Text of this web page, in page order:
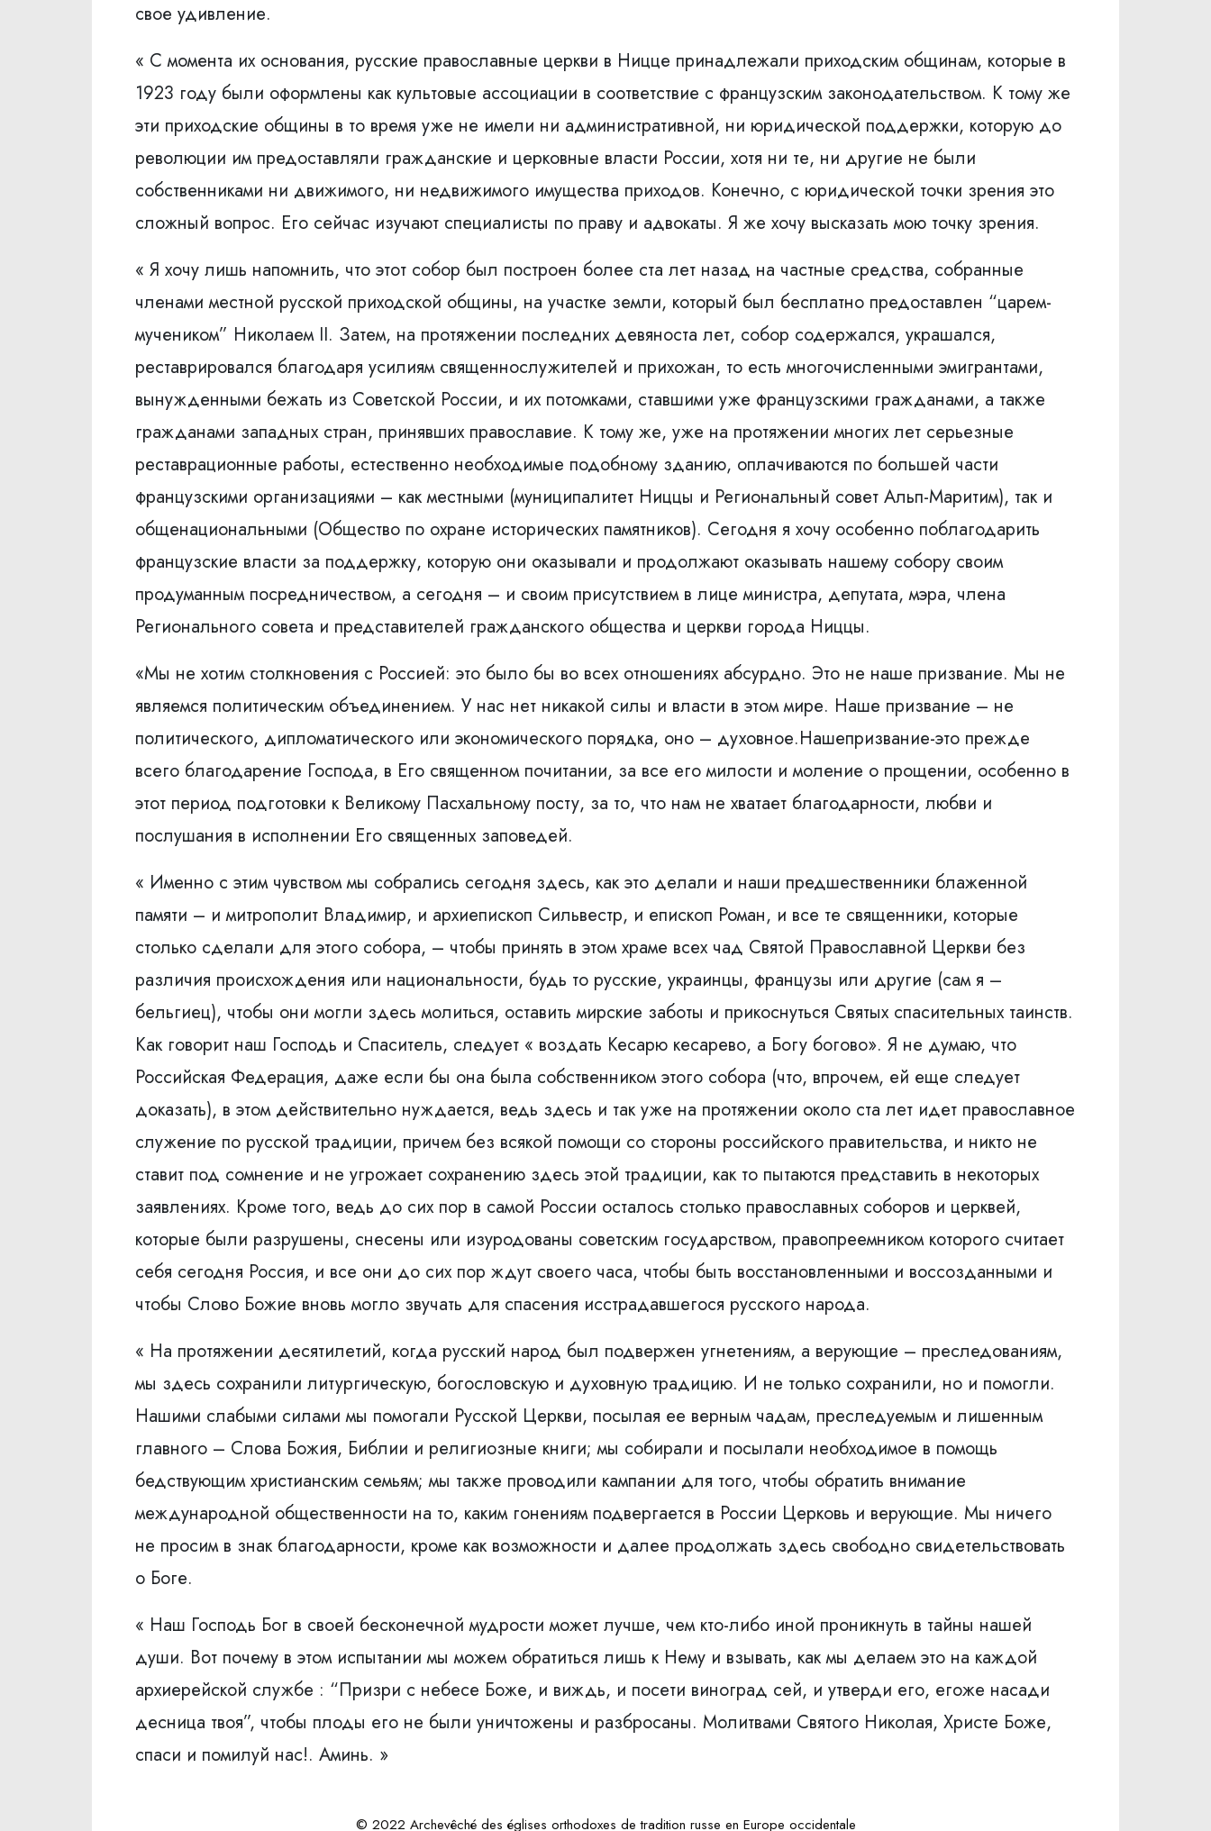
свое удивление.
« С момента их основания, русские православные церкви в Ницце принадлежали приходским общинам, которые в
1923 году были оформлены как культовые ассоциации в соответствие с французским законодательством. К тому же
эти приходские общины в то время уже не имели ни административной, ни юридической поддержки, которую до
революции им предоставляли гражданские и церковные власти России, хотя ни те, ни другие не были
собственниками ни движимого, ни недвижимого имущества приходов. Конечно, с юридической точки зрения это
сложный вопрос. Его сейчас изучают специалисты по праву и адвокаты. Я же хочу высказать мою точку зрения.
« Я хочу лишь напомнить, что этот собор был построен более ста лет назад на частные средства, собранные
членами местной русской приходской общины, на участке земли, который был бесплатно предоставлен “царем-
мучеником” Николаем II. Затем, на протяжении последних девяноста лет, собор содержался, украшался,
реставрировался благодаря усилиям священнослужителей и прихожан, то есть многочисленными эмигрантами,
вынужденными бежать из Советской России, и их потомками, ставшими уже французскими гражданами, а также
гражданами западных стран, принявших православие. К тому же, уже на протяжении многих лет серьезные
реставрационные работы, естественно необходимые подобному зданию, оплачиваются по большей части
французскими организациями – как местными (муниципалитет Ниццы и Региональный совет Альп-Маритим), так и
общенациональными (Общество по охране исторических памятников). Сегодня я хочу особенно поблагодарить
французские власти за поддержку, которую они оказывали и продолжают оказывать нашему собору своим
продуманным посредничеством, а сегодня – и своим присутствием в лице министра, депутата, мэра, члена
Регионального совета и представителей гражданского общества и церкви города Ниццы.
«Мы не хотим столкновения с Россией: это было бы во всех отношениях абсурдно. Это не наше призвание. Мы не
являемся политическим объединением. У нас нет никакой силы и власти в этом мире. Наше призвание – не
политического, дипломатического или экономического порядка, оно – духовное.Нашепризвание-это прежде
всего благодарение Господа, в Его священном почитании, за все его милости и моление о прощении, особенно в
этот период подготовки к Великому Пасхальному посту, за то, что нам не хватает благодарности, любви и
послушания в исполнении Его священных заповедей.
« Именно с этим чувством мы собрались сегодня здесь, как это делали и наши предшественники блаженной
памяти – и митрополит Владимир, и архиепископ Сильвестр, и епископ Роман, и все те священники, которые
столько сделали для этого собора, – чтобы принять в этом храме всех чад Святой Православной Церкви без
различия происхождения или национальности, будь то русские, украинцы, французы или другие (сам я –
бельгиец), чтобы они могли здесь молиться, оставить мирские заботы и прикоснуться Святых спасительных таинств.
Как говорит наш Господь и Спаситель, следует « воздать Кесарю кесарево, а Богу богово». Я не думаю, что
Российская Федерация, даже если бы она была собственником этого собора (что, впрочем, ей еще следует
доказать), в этом действительно нуждается, ведь здесь и так уже на протяжении около ста лет идет православное
служение по русской традиции, причем без всякой помощи со стороны российского правительства, и никто не
ставит под сомнение и не угрожает сохранению здесь этой традиции, как то пытаются представить в некоторых
заявлениях. Кроме того, ведь до сих пор в самой России осталось столько православных соборов и церквей,
которые были разрушены, снесены или изуродованы советским государством, правопреемником которого считает
себя сегодня Россия, и все они до сих пор ждут своего часа, чтобы быть восстановленными и воссозданными и
чтобы Слово Божие вновь могло звучать для спасения исстрадавшегося русского народа.
« На протяжении десятилетий, когда русский народ был подвержен угнетениям, а верующие – преследованиям,
мы здесь сохранили литургическую, богословскую и духовную традицию. И не только сохранили, но и помогли.
Нашими слабыми силами мы помогали Русской Церкви, посылая ее верным чадам, преследуемым и лишенным
главного – Слова Божия, Библии и религиозные книги; мы собирали и посылали необходимое в помощь
бедствующим христианским семьям; мы также проводили кампании для того, чтобы обратить внимание
международной общественности на то, каким гонениям подвергается в России Церковь и верующие. Мы ничего
не просим в знак благодарности, кроме как возможности и далее продолжать здесь свободно свидетельствовать
о Боге.
« Наш Господь Бог в своей бесконечной мудрости может лучше, чем кто-либо иной проникнуть в тайны нашей
души. Вот почему в этом испытании мы можем обратиться лишь к Нему и взывать, как мы делаем это на каждой
архиерейской службе : “Призри с небесе Боже, и виждь, и посети виноград сей, и утверди его, егоже насади
десница твоя”, чтобы плоды его не были уничтожены и разбросаны. Молитвами Святого Николая, Христе Боже,
спаси и помилуй нас!. Аминь. »
© 2022 Archevêché des églises orthodoxes de tradition russe en Europe occidentale